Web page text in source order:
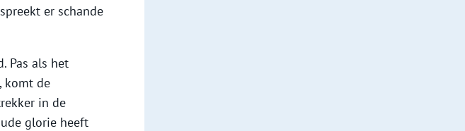
er schande
Pas als het
komt de
in de
glorie heeft